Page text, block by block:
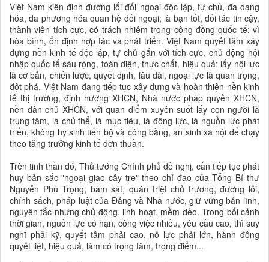
Việt Nam kiên định đường lối đối ngoại độc lập, tự chủ, đa dạng
hóa, đa phương hóa quan hệ đối ngoại; là bạn tốt, đối tác tin cậy,
thành viên tích cực, có trách nhiệm trong cộng đồng quốc tế; vì
hòa bình, ổn định hợp tác và phát triển. Việt Nam quyết tâm xây
dựng nền kinh tế độc lập, tự chủ gắn với tích cực, chủ động hội
nhập quốc tế sâu rộng, toàn diện, thực chất, hiệu quả; lấy nội lực
là cơ bản, chiến lược, quyết định, lâu dài, ngoại lực là quan trọng,
đột phá. Việt Nam đang tiếp tục xây dựng và hoàn thiện nền kinh
tế thị trường, định hướng XHCN, Nhà nước pháp quyền XHCN,
nền dân chủ XHCN, với quan điểm xuyên suốt lấy con người là
trung tâm, là chủ thể, là mục tiêu, là động lực, là nguồn lực phát
triển, không hy sinh tiến bộ và công bằng, an sinh xã hội để chạy
theo tăng trưởng kinh tế đơn thuần.
Trên tinh thần đó, Thủ tướng Chính phủ đề nghị, cần tiếp tục phát
huy bản sắc "ngoại giao cây tre" theo chỉ đạo của Tổng Bí thư
Nguyễn Phú Trọng, bám sát, quán triệt chủ trương, đường lối,
chính sách, pháp luật của Đảng và Nhà nước, giữ vững bản lĩnh,
nguyên tắc nhưng chủ động, linh hoạt, mềm dẻo. Trong bối cảnh
thời gian, nguồn lực có hạn, công việc nhiều, yêu cầu cao, thì suy
nghĩ phải kỹ, quyết tâm phải cao, nỗ lực phải lớn, hành động
quyết liệt, hiệu quả, làm có trọng tâm, trọng điểm...